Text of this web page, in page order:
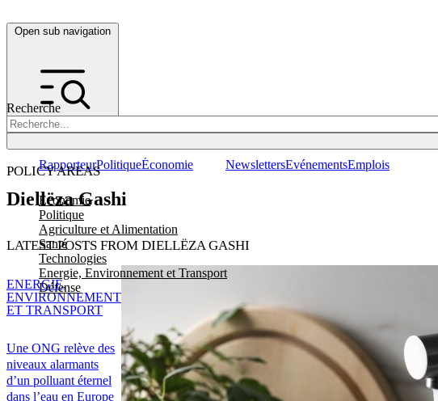
Open sub navigation
Recherche
POLICY AREAS
Economie
Politique
Agriculture et Alimentation
Santé
Technologies
Energie, Environnement et Transport
Défense
RapporteurPolitiqueÉconomie NewslettersEvénementsEmplois
Diellëza Gashi
LATEST POSTS FROM DIELLËZA GASHI
Une ONG relève des
niveaux alarmants
d’un polluant éternel
dans l’eau en Europe
ENERGIE,
ENVIRONNEMENT
ET TRANSPORT